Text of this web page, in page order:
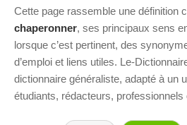
Cette page rassemble une définition
chaperonner, ses principaux sens
lorsque c’est pertinent, des
d’emploi et liens utiles. Le-
dictionnaire généraliste, adapté à un
étudiants, rédacteurs,